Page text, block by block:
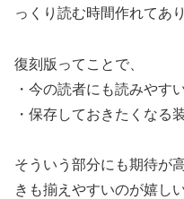
っくり読む時間作れてあ
復刻版ってことで、
・今の読者にも読みやす
・保存しておきたくなる
そういう部分にも期待が
きも揃えやすいのが嬉し